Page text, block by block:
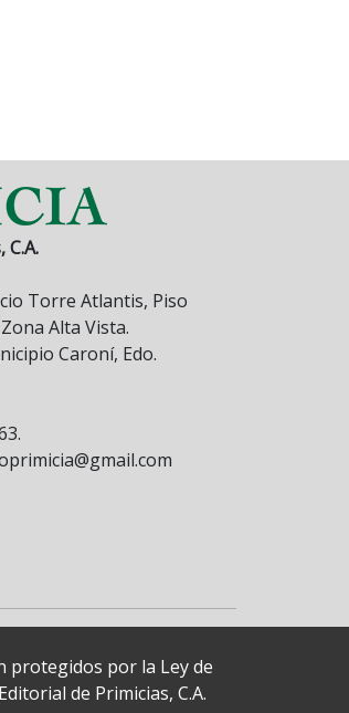
Torre Atlantis, Piso
Alta Vista.
Caroní, Edo.
protegidos por la Ley de
de Primicias, C.A.